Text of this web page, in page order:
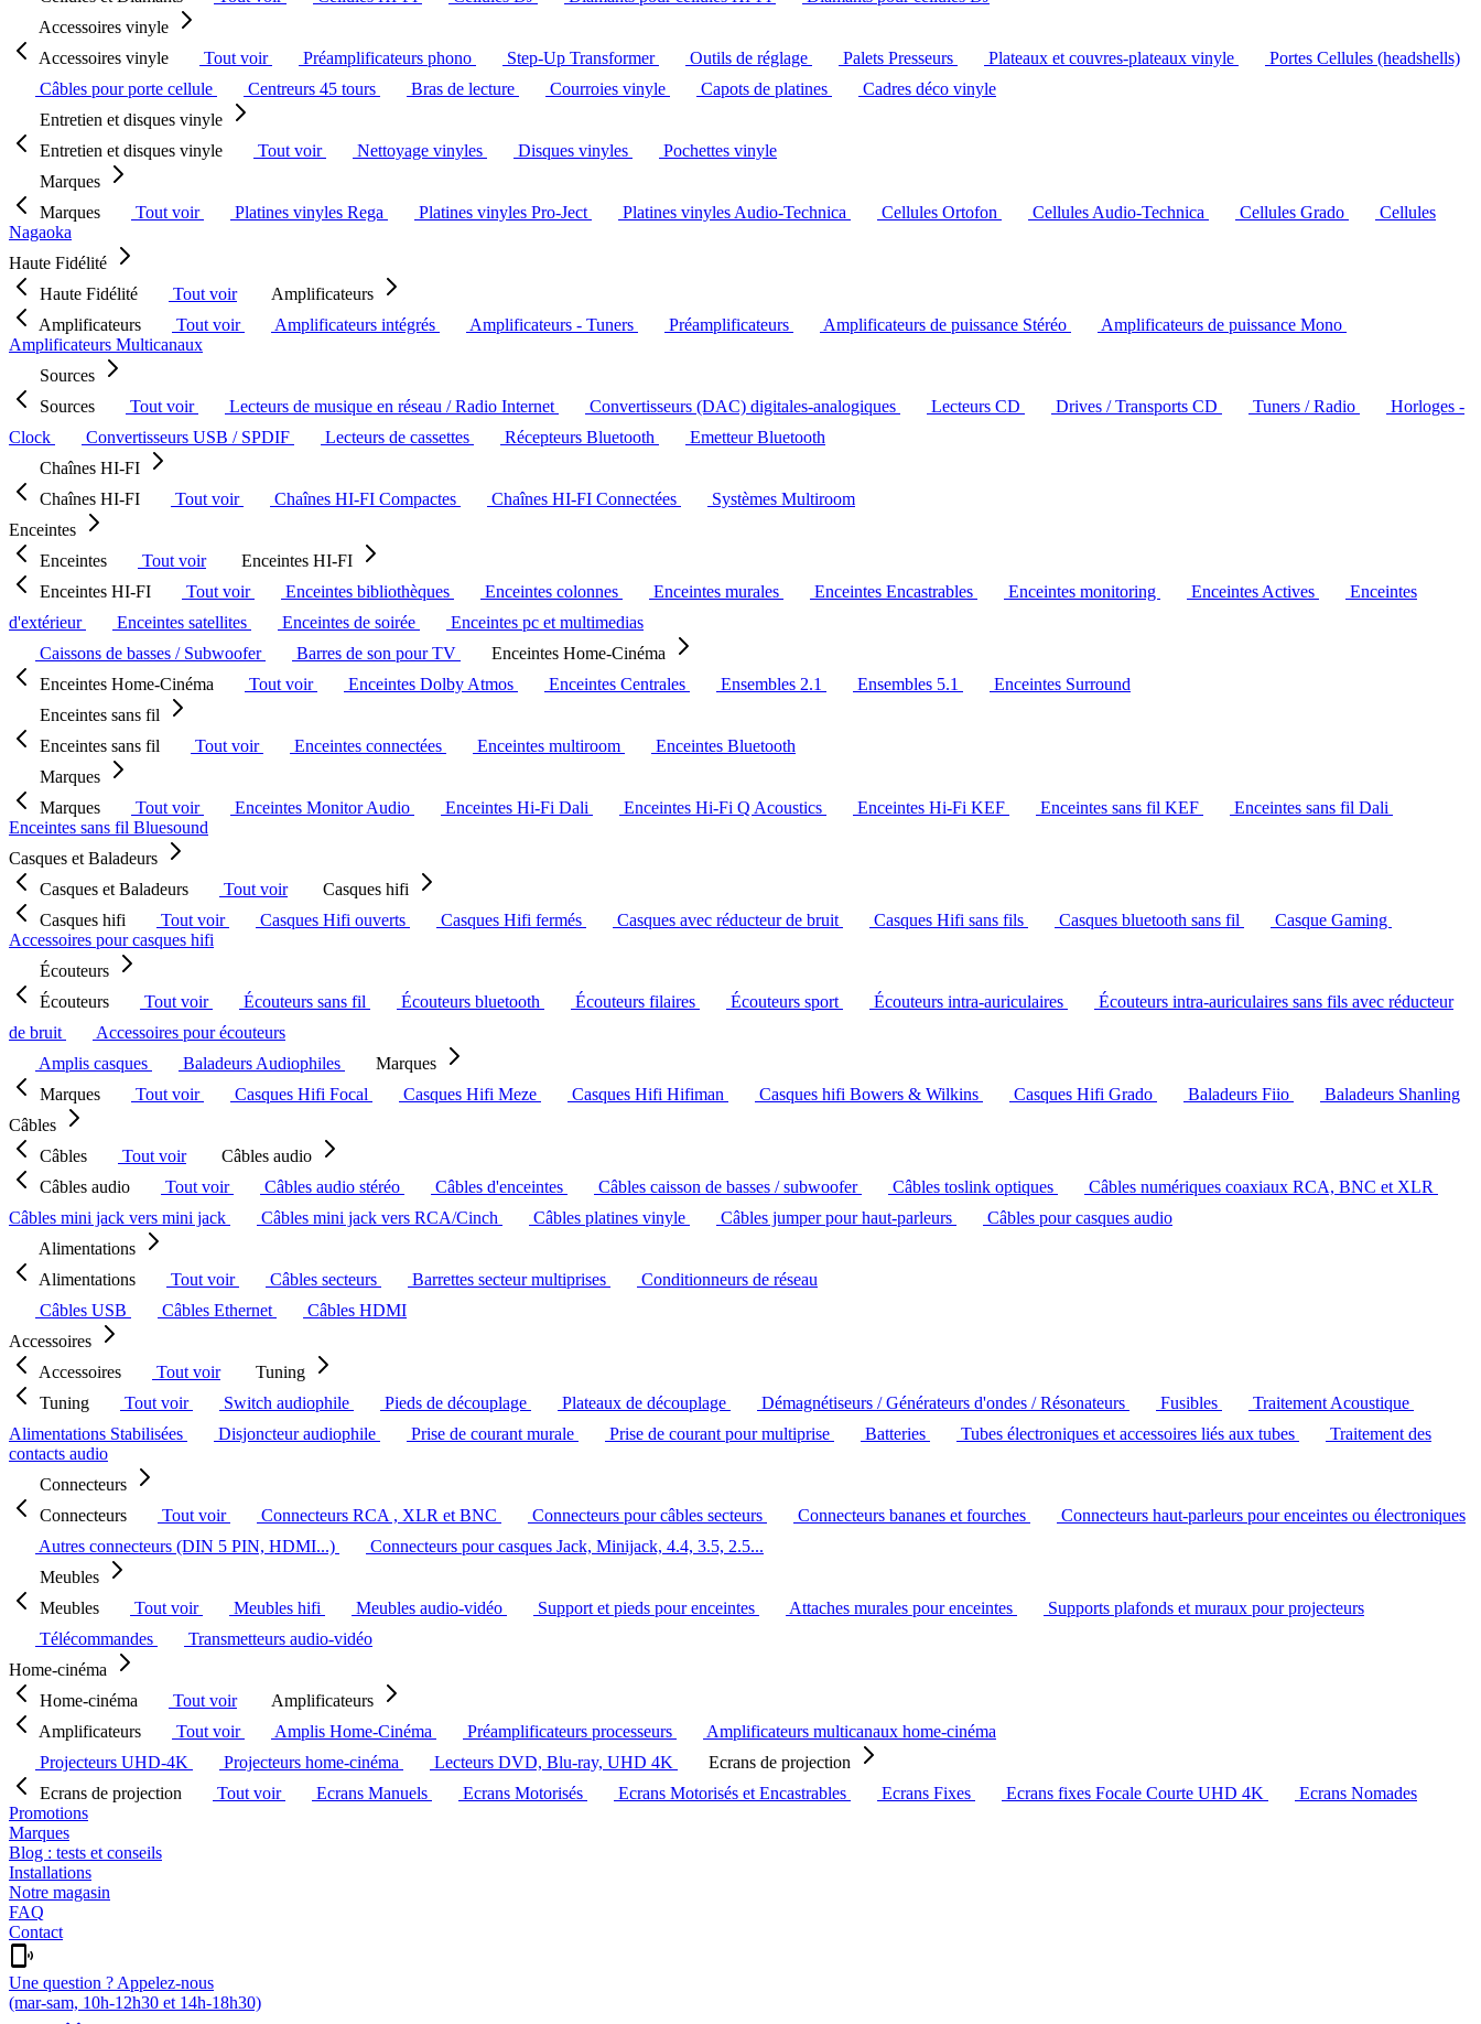
Accessoires vinyle
Accessoires vinyle
Tout voir Préamplificateurs phono Step-Up Transformer Outils de réglage Palets Presseurs Plateaux et couvres-plateaux vinyle
Portes Cellules (headshells)
Câbles pour porte cellule
Centreurs 45 tours Bras de lecture Courroies vinyle Capots de platines
Cadres déco vinyle
Entretien et disques vinyle
Entretien et disques vinyle
Tout voir Nettoyage vinyles Disques vinyles
Pochettes vinyle
Marques
Marques
Tout voir Platines vinyles Rega Platines vinyles Pro-Ject Platines vinyles Audio-Technica Cellules Ortofon Cellules Audio-Technica Cellules Grado
Cellules
Nagaoka
Haute Fidélité
Haute Fidélité
Tout voir
Amplificateurs
Amplificateurs
Tout voir Amplificateurs intégrés Amplificateurs - Tuners Préamplificateurs Amplificateurs de puissance Stéréo
Amplificateurs de puissance Mono
Amplificateurs Multicanaux
Sources
Sources
Tout voir Lecteurs de musique en réseau / Radio Internet Convertisseurs (DAC) digitales-analogiques Lecteurs CD Drives / Transports CD Tuners / Radio
Horloges -
Clock
Convertisseurs USB / SPDIF Lecteurs de cassettes Récepteurs Bluetooth
Emetteur Bluetooth
Chaînes HI-FI
Chaînes HI-FI
Tout voir Chaînes HI-FI Compactes Chaînes HI-FI Connectées
Systèmes Multiroom
Enceintes
Enceintes
Tout voir
Enceintes HI-FI
Enceintes HI-FI
Tout voir Enceintes bibliothèques Enceintes colonnes Enceintes murales Enceintes Encastrables Enceintes monitoring Enceintes Actives
Enceintes
d'extérieur
Enceintes satellites Enceintes de soirée
Enceintes pc et multimedias
Caissons de basses / Subwoofer
Barres de son pour TV
Enceintes Home-Cinéma
Enceintes Home-Cinéma
Tout voir Enceintes Dolby Atmos Enceintes Centrales Ensembles 2.1 Ensembles 5.1
Enceintes Surround
Enceintes sans fil
Enceintes sans fil
Tout voir Enceintes connectées Enceintes multiroom
Enceintes Bluetooth
Marques
Marques
Tout voir Enceintes Monitor Audio Enceintes Hi-Fi Dali Enceintes Hi-Fi Q Acoustics Enceintes Hi-Fi KEF Enceintes sans fil KEF
Enceintes sans fil Dali
Enceintes sans fil Bluesound
Casques et Baladeurs
Casques et Baladeurs
Tout voir
Casques hifi
Casques hifi
Tout voir Casques Hifi ouverts Casques Hifi fermés Casques avec réducteur de bruit Casques Hifi sans fils Casques bluetooth sans fil
Casque Gaming
Accessoires pour casques hifi
Écouteurs
Écouteurs
Tout voir Écouteurs sans fil Écouteurs bluetooth Écouteurs filaires Écouteurs sport Écouteurs intra-auriculaires
Écouteurs intra-auriculaires sans fils avec réducteur
de bruit
Accessoires pour écouteurs
Amplis casques
Baladeurs Audiophiles
Marques
Marques
Tout voir Casques Hifi Focal Casques Hifi Meze Casques Hifi Hifiman Casques hifi Bowers & Wilkins Casques Hifi Grado Baladeurs Fiio
Baladeurs Shanling
Câbles
Câbles
Tout voir
Câbles audio
Câbles audio
Tout voir Câbles audio stéréo Câbles d'enceintes Câbles caisson de basses / subwoofer Câbles toslink optiques
Câbles numériques coaxiaux RCA, BNC et XLR
Câbles mini jack vers mini jack
Câbles mini jack vers RCA/Cinch Câbles platines vinyle Câbles jumper pour haut-parleurs
Câbles pour casques audio
Alimentations
Alimentations
Tout voir Câbles secteurs Barrettes secteur multiprises
Conditionneurs de réseau
Câbles USB
Câbles Ethernet
Câbles HDMI
Accessoires
Accessoires
Tout voir
Tuning
Tuning
Tout voir Switch audiophile Pieds de découplage Plateaux de découplage Démagnétiseurs / Générateurs d'ondes / Résonateurs Fusibles
Traitement Acoustique
Alimentations Stabilisées
Disjoncteur audiophile Prise de courant murale Prise de courant pour multiprise Batteries Tubes électroniques et accessoires liés aux tubes
Traitement des
contacts audio
Connecteurs
Connecteurs
Tout voir Connecteurs RCA , XLR et BNC Connecteurs pour câbles secteurs Connecteurs bananes et fourches
Connecteurs haut-parleurs pour enceintes ou électroniques
Autres connecteurs (DIN 5 PIN, HDMI...)
Connecteurs pour casques Jack, Minijack, 4.4, 3.5, 2.5...
Meubles
Meubles
Tout voir Meubles hifi Meubles audio-vidéo Support et pieds pour enceintes Attaches murales pour enceintes
Supports plafonds et muraux pour projecteurs
Télécommandes
Transmetteurs audio-vidéo
Home-cinéma
Home-cinéma
Tout voir
Amplificateurs
Amplificateurs
Tout voir Amplis Home-Cinéma Préamplificateurs processeurs
Amplificateurs multicanaux home-cinéma
Projecteurs UHD-4K
Projecteurs home-cinéma Lecteurs DVD, Blu-ray, UHD 4K
Ecrans de projection
Ecrans de projection
Tout voir Ecrans Manuels Ecrans Motorisés Ecrans Motorisés et Encastrables Ecrans Fixes Ecrans fixes Focale Courte UHD 4K
Ecrans Nomades
Promotions
Marques
Blog : tests et conseils
Installations
Notre magasin
FAQ
Contact
Une question ? Appelez-nous
(mar-sam, 10h-12h30 et 14h-18h30)